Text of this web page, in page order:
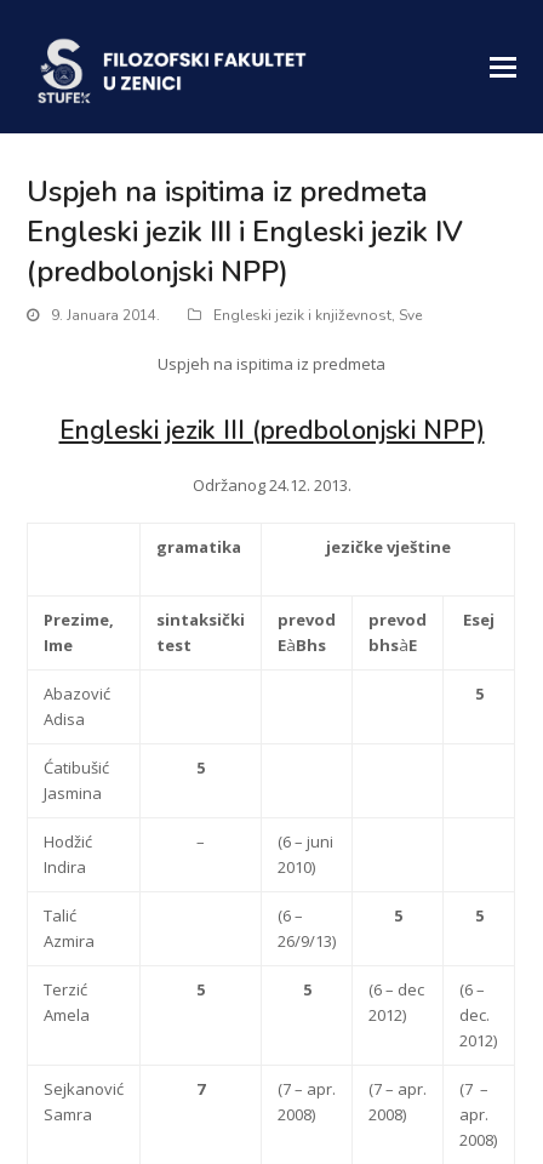
Uspjeh na ispitima iz predmeta
Engleski jezik III i Engleski jezik IV
(predbolonjski NPP)
9. Januara 2014. Engleski jezik i književnost, Sve
Uspjeh na ispitima iz predmeta
Engleski jezik III (predbolonjski NPP)
Održanog 24.12. 2013.
gramatika jezičke vještine
Prezime,
Ime
sintaksički
test
prevod
EàBhs
prevod
bhsàE
Esej
Abazović
Adisa
5
Ćatibušić
Jasmina
5
Hodžić
Indira
–
(6 – juni
2010)
Talić
Azmira
(6 –
26/9/13)
5 5
Terzić
Amela
5 5
(6 – dec
2012)
(6 –
dec.
2012)
Sejkanović
Samra
7
(7 – apr.
2008)
(7 – apr.
2008)
(7 –
apr.
2008)